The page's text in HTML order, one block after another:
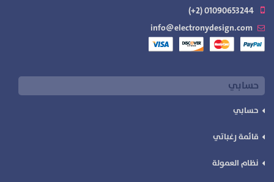
info@electronydesign.com
حسابي
حسابي
قائمة رغباتي
نظام العمولة